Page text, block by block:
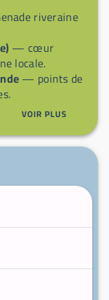
riveraine
— cœur
locale.
— points de
— circuits
VOIR PLUS